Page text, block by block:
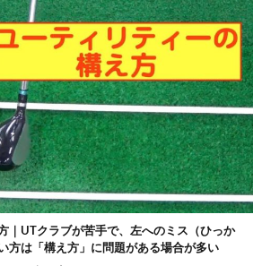
｜UTクラブが苦手で、左へのミス（ひっか
方は「構え方」に問題がある場合が多い